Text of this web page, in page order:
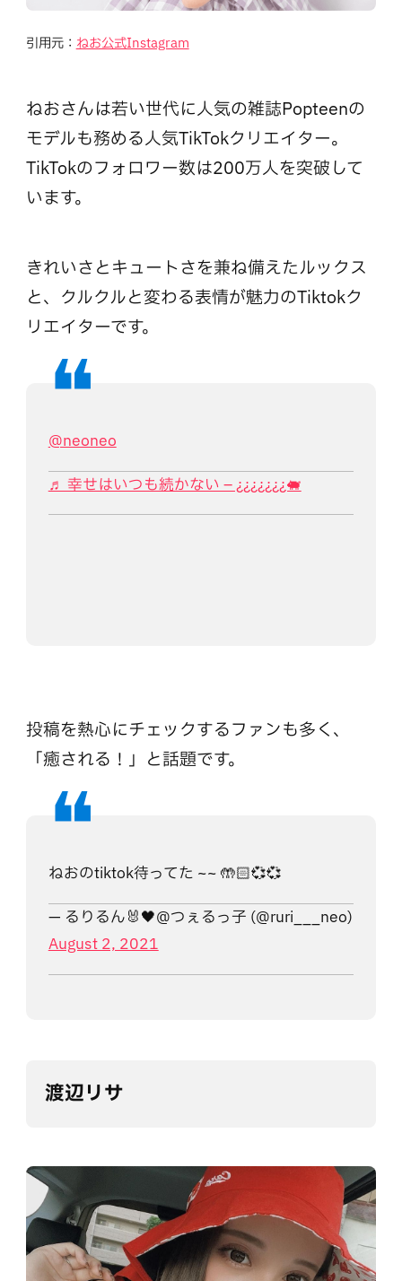
引用元： ねお公式Instagram
ねおさんは若い世代に人気の雑誌Popteenの
モデルも務める人気TikTokクリエイター。
TikTokのフォロワー数は200万人を突破して
います。
きれいさとキュートさを兼ね備えたルックス
と、クルクルと変わる表情が魅力のTiktokク
リエイターです。
@neoneo
♬ 幸せはいつも続かない – ¿¿¿¿¿¿¿🐖
投稿を熱心にチェックするファンも多く、
「癒される！」と話題です。
ねおのtiktok待ってた ~~ 🤲🏻💞💞
— るりるん🐰🖤@つぇるっ子 (@ruri___neo)
August 2, 2021
渡辺リサ